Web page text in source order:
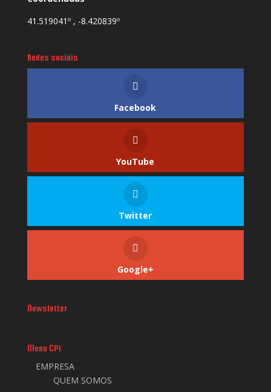
41.519041º , -8.420839º
Redes sociais
Facebook
YouTube
Twitter
Google+
Newsletter
Menu CPI
EMPRESA
QUEM SOMOS